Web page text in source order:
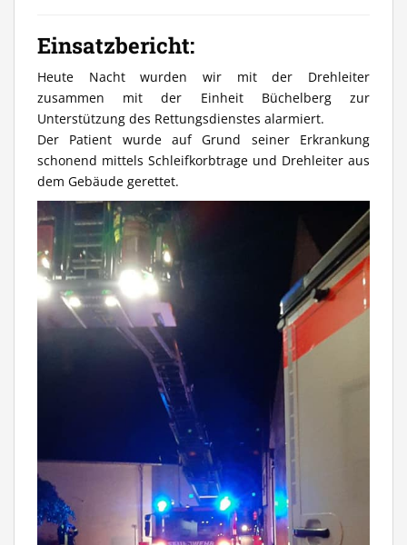
Einsatzbericht:
Heute Nacht wurden wir mit der Drehleiter
zusammen mit der Einheit Büchelberg zur
Unterstützung des Rettungsdienstes alarmiert.
Der Patient wurde auf Grund seiner Erkrankung
schonend mittels Schleifkorbtrage und Drehleiter aus
dem Gebäude gerettet.